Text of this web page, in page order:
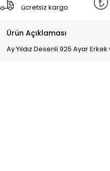
ücretsiz kargo
Ürün Açıklaması
Ay Yıldız Desenli 925 Ayar